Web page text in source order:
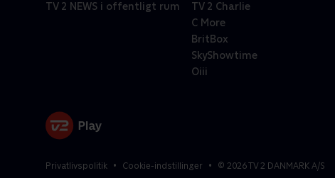
TV 2 NEWS i offentligt rum
TV 2 Charlie
C More
BritBox
SkyShowtime
Oiii
Privatlivspolitik Cookie-indstillinger © 2026TV 2 DANMARK A/S